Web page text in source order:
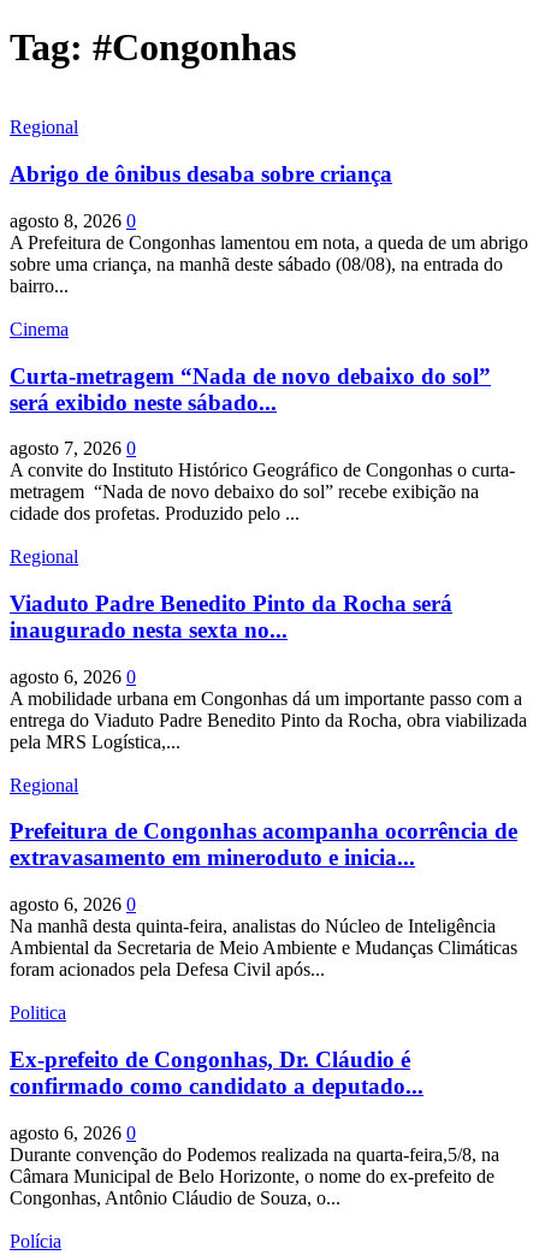
Tag: #Congonhas
Regional
Abrigo de ônibus desaba sobre criança
agosto 8, 2026 0
A Prefeitura de Congonhas lamentou em nota, a queda de um abrigo
sobre uma criança, na manhã deste sábado (08/08), na entrada do
bairro...
Cinema
Curta-metragem “Nada de novo debaixo do sol”
será exibido neste sábado...
agosto 7, 2026 0
A convite do Instituto Histórico Geográfico de Congonhas o curta-
metragem “Nada de novo debaixo do sol” recebe exibição na
cidade dos profetas. Produzido pelo ...
Regional
Viaduto Padre Benedito Pinto da Rocha será
inaugurado nesta sexta no...
agosto 6, 2026 0
A mobilidade urbana em Congonhas dá um importante passo com a
entrega do Viaduto Padre Benedito Pinto da Rocha, obra viabilizada
pela MRS Logística,...
Regional
Prefeitura de Congonhas acompanha ocorrência de
extravasamento em mineroduto e inicia...
agosto 6, 2026 0
Na manhã desta quinta-feira, analistas do Núcleo de Inteligência
Ambiental da Secretaria de Meio Ambiente e Mudanças Climáticas
foram acionados pela Defesa Civil após...
Politica
Ex-prefeito de Congonhas, Dr. Cláudio é
confirmado como candidato a deputado...
agosto 6, 2026 0
Durante convenção do Podemos realizada na quarta-feira,5/8, na
Câmara Municipal de Belo Horizonte, o nome do ex-prefeito de
Congonhas, Antônio Cláudio de Souza, o...
Polícia